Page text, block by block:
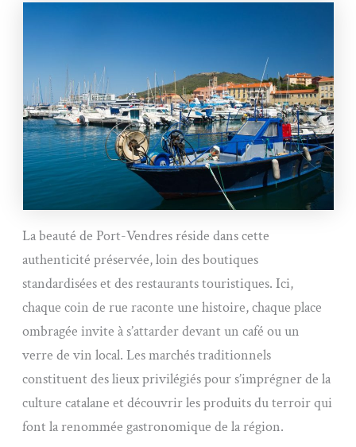
La beauté de Port-Vendres réside dans cette
authenticité préservée, loin des boutiques
standardisées et des restaurants touristiques. Ici,
chaque coin de rue raconte une histoire, chaque place
ombragée invite à s’attarder devant un café ou un
verre de vin local. Les marchés traditionnels
constituent des lieux privilégiés pour s’imprégner de la
culture catalane et découvrir les produits du terroir qui
font la renommée gastronomique de la région.